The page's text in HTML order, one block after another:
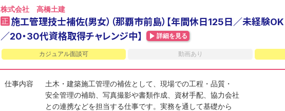
株式会社 高橋土建
正 施工管理技士補佐(男女）（那覇市前島）【年間休日125日／未経験OK
／20・30代資格取得チャレンジ中】
詳細を見る
カジュアル面談可 動画あり
仕事内容
土木・建築施工管理の補佐として、現場での工程・品質・
安全管理の補助、写真撮影や書類作成、資材手配、協力会社
との連携などを担当する仕事です。実務を通して基礎から